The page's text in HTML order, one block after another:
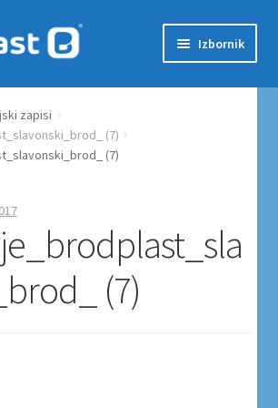
Izbornik
zapisi
(7)
(7)
(7)